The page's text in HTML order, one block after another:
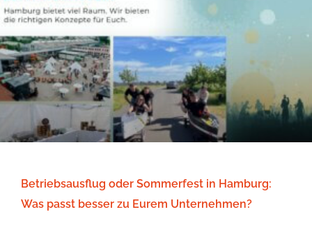
Betriebsausflug oder Sommerfest in Hamburg:
Was passt besser zu Eurem Unternehmen?